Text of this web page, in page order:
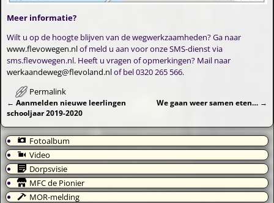
Meer informatie?
Wilt u op de hoogte blijven van de wegwerkzaamheden? Ga naar
www.flevowegen.nlof meld u aan voor onze SMS-dienst via
sms.flevowegen.nl. Heeft u vragen of opmerkingen? Mail naar
werkaandeweg@flevoland.nlof bel 0320 265 566.
Permalink
Bericht navigatie
← Aanmelden nieuwe leerlingen
schooljaar 2019-2020
We gaan weer samen eten… →
Fotoalbum
Video
Dorpsvisie
MFC de Pionier
MOR-melding